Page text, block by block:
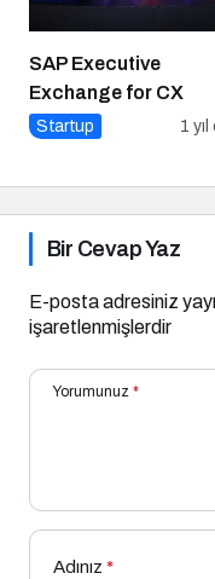
SAP Executive
Exchange for CX
Startup 1
Bir Cevap Yaz
E-posta adresiniz
işaretlenmişlerdir
Yorumunuz *
Adınız *